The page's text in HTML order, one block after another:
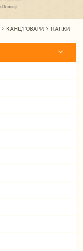
КАНЦТОВАРИ ПАПКИ